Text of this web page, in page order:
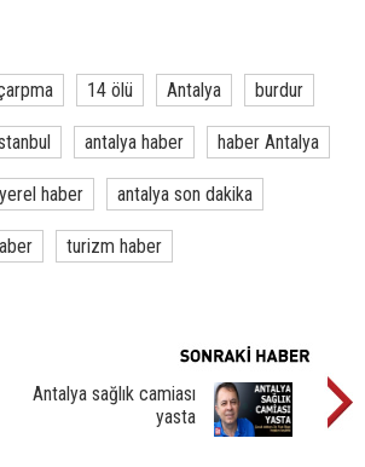
14 ölü Antalya burdur
antalya haber haber Antalya
haber antalya son dakika
turizm haber
Antalya sağlık camiası
yasta